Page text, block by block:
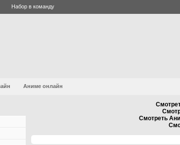
Набор в команду
Аниме онлайн
Смотреть